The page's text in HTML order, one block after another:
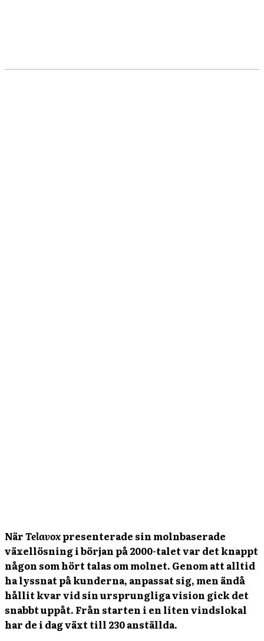
NärTelavoxpresenterade sin molnbaserade
växellösning i början på 2000-talet var det knappt
någon som hört talas om molnet. Genom att alltid
ha lyssnat på kunderna, anpassat sig, men ändå
hållit kvar vid sin ursprungliga vision gick det
snabbt uppåt. Från starten i en liten vindslokal
har de i dag växt till 230 anställda.